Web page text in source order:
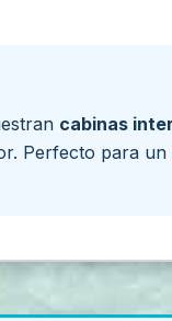
cabinas
Perfecto para un